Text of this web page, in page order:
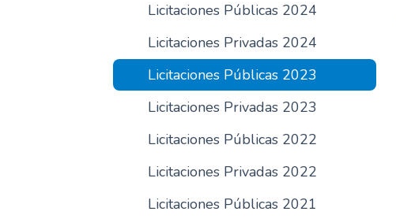
Licitaciones Públicas 2024
Licitaciones Privadas 2024
Licitaciones Públicas 2023
Licitaciones Privadas 2023
Licitaciones Públicas 2022
Licitaciones Privadas 2022
Licitaciones Públicas 2021